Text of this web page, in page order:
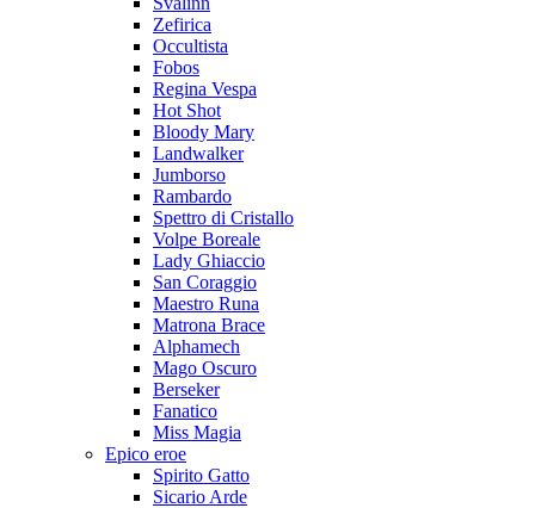
Zefirica
Occultista
Fobos
Regina Vespa
Hot Shot
Bloody Mary
Landwalker
Jumborso
Rambardo
Spettro di Cristallo
Volpe Boreale
Lady Ghiaccio
San Coraggio
Maestro Runa
Matrona Brace
Alphamech
Mago Oscuro
Berseker
Fanatico
Miss Magia
Epico eroe
Spirito Gatto
Sicario Arde